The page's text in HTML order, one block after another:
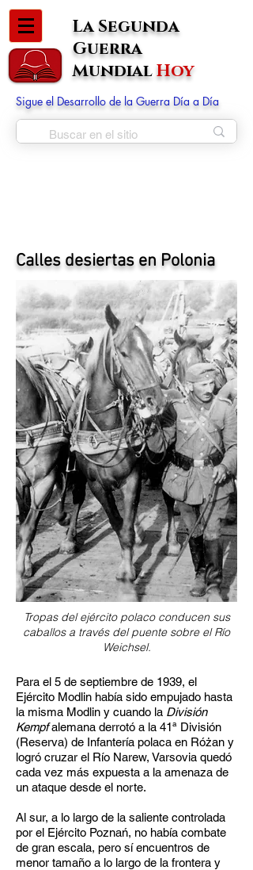
La Segunda
Guerra
MundialHoy
Sigue el Desarrollo de la Guerra Día a Día
Calles desiertas en Polonia
Tropas del ejército polaco conducen sus
caballos a través del puente sobre el Río
Weichsel.
Para el 5 de septiembre de 1939, el
Ejército Modlin había sido empujado hasta
la misma Modlin y cuando la División
Kempfalemana derrotó a la 41ª División
(Reserva) de Infantería polaca en Różan y
logró cruzar el Río Narew, Varsovia quedó
cada vez más expuesta a la amenaza de
un ataque desde el norte.
Al sur, a lo largo de la saliente controlada
por el Ejército Poznań, no había combate
de gran escala, pero sí encuentros de
menor tamaño a lo largo de la frontera y